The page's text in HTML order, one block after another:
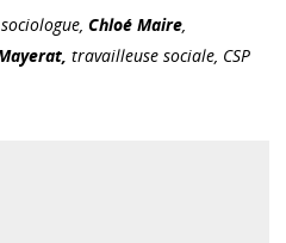
Chloé Maire,
travailleuse sociale, CSP